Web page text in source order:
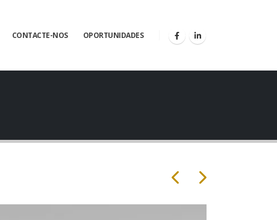
CONTACTE-NOS OPORTUNIDADES